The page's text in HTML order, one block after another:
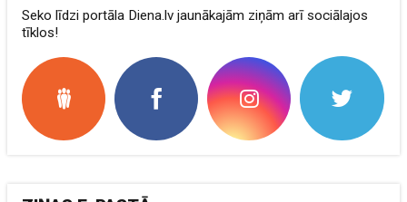
Seko līdzi portāla Diena.lv jaunākajām ziņām arī sociālajos
tīklos!